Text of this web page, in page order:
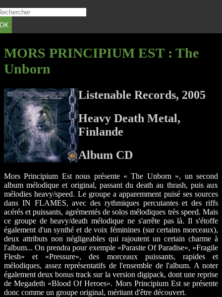
OK
MORS PRINCIPIUM EST: The
Unborn
Listenable Records, 2005
Heavy Death Metal,
Finlande
Album CD
Mors Principium Est nous présente « The Unborn », un second
album mélodique et original, passant du death au thrash, puis aux
mélodies heavy/speed. Le groupe a apparemment puisé ses sources
dans IN FLAMES, avec des rythmiques percutantes et des riffs
acérés et puissants, agrémentés de solos mélodiques très speed. Mais
ce groupe de heavy/death mélodique ne s'arrête pas là. Il s'étoffe
également d'un synthé et de voix féminines (sur certains morceaux),
deux attributs non négligeables qui rajoutent un certain charme à
l'album... On prendra pour exemple «Parasite Of Paradise», «Fragile
Flesh» et «Pressure», des morceaux puissants, rapides et
mélodiques, assez représentatifs de l'ensemble de l'album. A noter
également deux bonus track sur la version digipack, dont une reprise
de Megadeth «Blood Of Heroes». Mors Principium Est se présente
donc comme un groupe original, méritant d'être découvert.